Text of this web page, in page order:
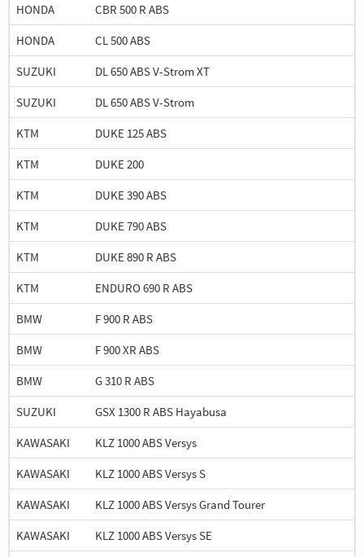
HONDA
CBR 500 R ABS
HONDA
CL 500 ABS
SUZUKI
DL 650 ABS V-Strom XT
SUZUKI
DL 650 ABS V-Strom
KTM
DUKE 125 ABS
KTM
DUKE 200
KTM
DUKE 390 ABS
KTM
DUKE 790 ABS
KTM
DUKE 890 R ABS
KTM
ENDURO 690 R ABS
BMW
F 900 R ABS
BMW
F 900 XR ABS
BMW
G 310 R ABS
SUZUKI
GSX 1300 R ABS Hayabusa
KAWASAKI
KLZ 1000 ABS Versys
KAWASAKI
KLZ 1000 ABS Versys S
KAWASAKI
KLZ 1000 ABS Versys Grand Tourer
KAWASAKI
KLZ 1000 ABS Versys SE